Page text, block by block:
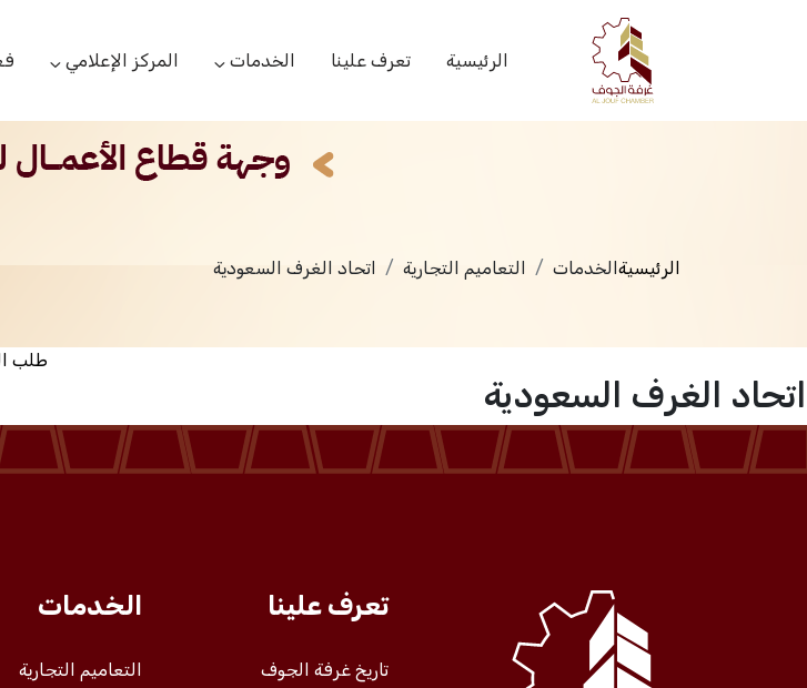
الرئيسية تعرف علينا الخدمات
التعاميم التجارية
بوابة المشتركين
مركز دعم المنشأت الناشئة
المركز الإعلامي
الأخبار
الشعار
الخدمات
الرئيسيةالخدمات التعاميم التجارية اتحاد الغرف السعودية
اتحاد الغرف السعودية
طلب
تعرف علينا
تاريخ غرفة الجوف
الخدمات
التعاميم التجارية